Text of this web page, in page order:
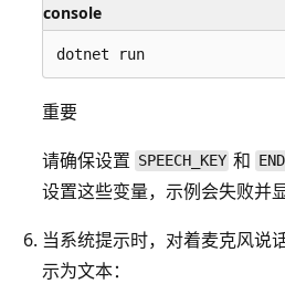
console
重要
请确保设置 SPEECH_KEY 和
设置这些变量，示例会失败并
当系统提示时，对着麦克风说
示为文本：